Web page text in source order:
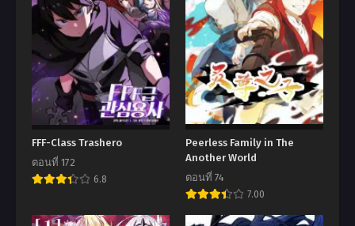
FFF-Class Trashero
ตอนที่ 172
6.8
Peerless Family in The
Another World
ตอนที่ 74
7.00